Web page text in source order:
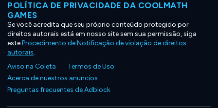
POLÍTICA DE PRIVACIDADE DA COOLMATH
GAMES
Se você acredita que seu próprio conteúdo protegido por
direitos autorais está em nosso site sem sua permissão, siga
esteProcedimento de Notificação de violação de direitos
autorais.
Aviso na Coleta
Termos de Uso
Acerca de nuestros anuncios
Preguntas frecuentes de Adblock